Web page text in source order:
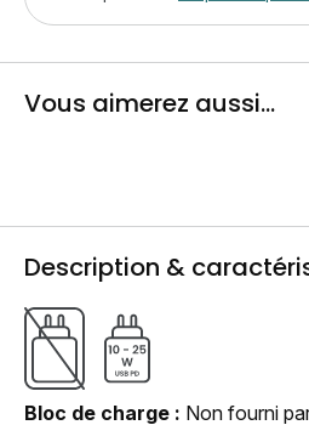
Vous aimerez aussi...
Description &
Bloc de charge
Non fourni